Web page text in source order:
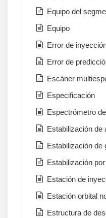
Equipo del
Equipo
Error de
Error de
Escáner
Especificación
Espectrómetro
Estabilización de
Estabilización de
Estabilización
Estación de
Estación orbital
Estructura de